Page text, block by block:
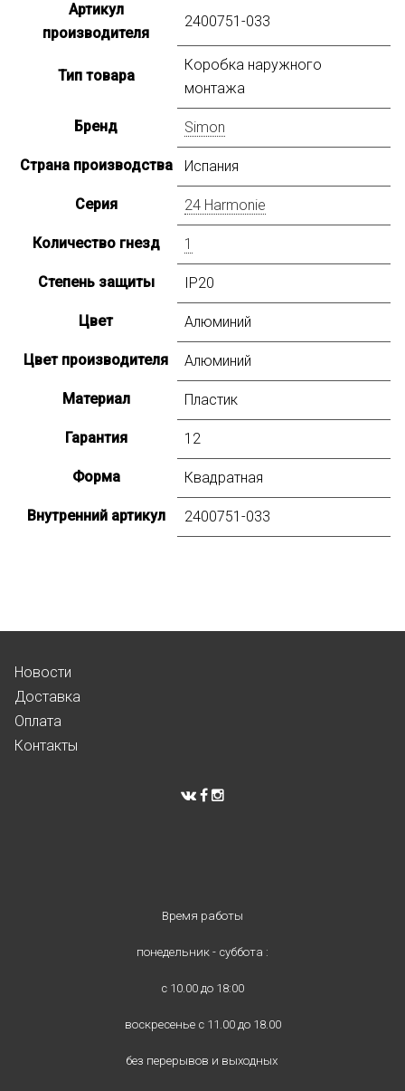
Артикул
производителя
2400751-033
Тип товара
Коробка наружного
монтажа
Бренд Simon
Страна производства Испания
Серия 24 Harmonie
Количество гнезд 1
Степень защиты IP20
Цвет Алюминий
Цвет производителя Алюминий
Материал Пластик
Гарантия 12
Форма Квадратная
Внутренний артикул 2400751-033
Новости
Доставка
Оплата
Контакты
Время работы
понедельник - суббота :
с 10.00 до 18:00
воскресенье с 11.00 до 18.00
без перерывов и выходных